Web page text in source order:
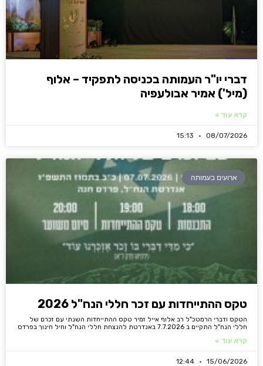
דברי יו"ר העמותה בכניסה לתפקיד – אלוף
(מיל') אמיר אבולעפיה
קרא עוד »
08/07/2026
ארועים בעמותה
טקס ההתייחדות עם זכר חללי הנח"ל 2026
הטקס ודברי הרמטכ"ל רב אלוף אייל זמיר טקס ההתייחדות השנתי עם זכרם של
חללי הנח"ל התקיים ב 7.7.2026 באנדרטת להנצחת חללי הנח"ל וחיל חינוך בפרדס
קרא עוד »
15/06/2026